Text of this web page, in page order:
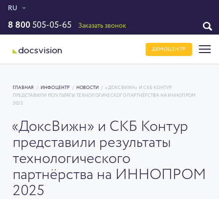
RU
8 800 505-05-65 Заказать звонок
ДЕМОЦЕНТР
ГЛАВНАЯ / ИНФОЦЕНТР / НОВОСТИ /
«ДОКСВИЖН» И СКБ КОНТУР
ПРЕДСТАВИЛИ РЕЗУЛЬТАТЫ ТЕХНОЛОГИЧЕСКОГО ПАРТНЁРСТВА НА ИННОПРОМ
2025
«ДоксВижн» и СКБ Контур
представили результаты
технологического
партнёрства на ИННОПРОМ
2025